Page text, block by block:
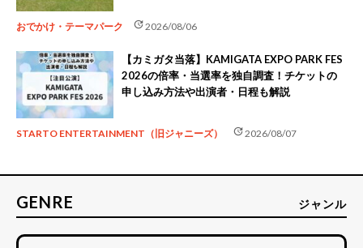
おでかけ・テーマパーク update2026/08/06
【カミガタ当落】KAMIGATA EXPO PARK FES
2026の倍率・当選率を独自調査！チケットの
申し込み方法や出演者・日程も解説
STARTO ENTERTAINMENT（旧ジャニーズ） update2026/08/07
GENRE ジャンル